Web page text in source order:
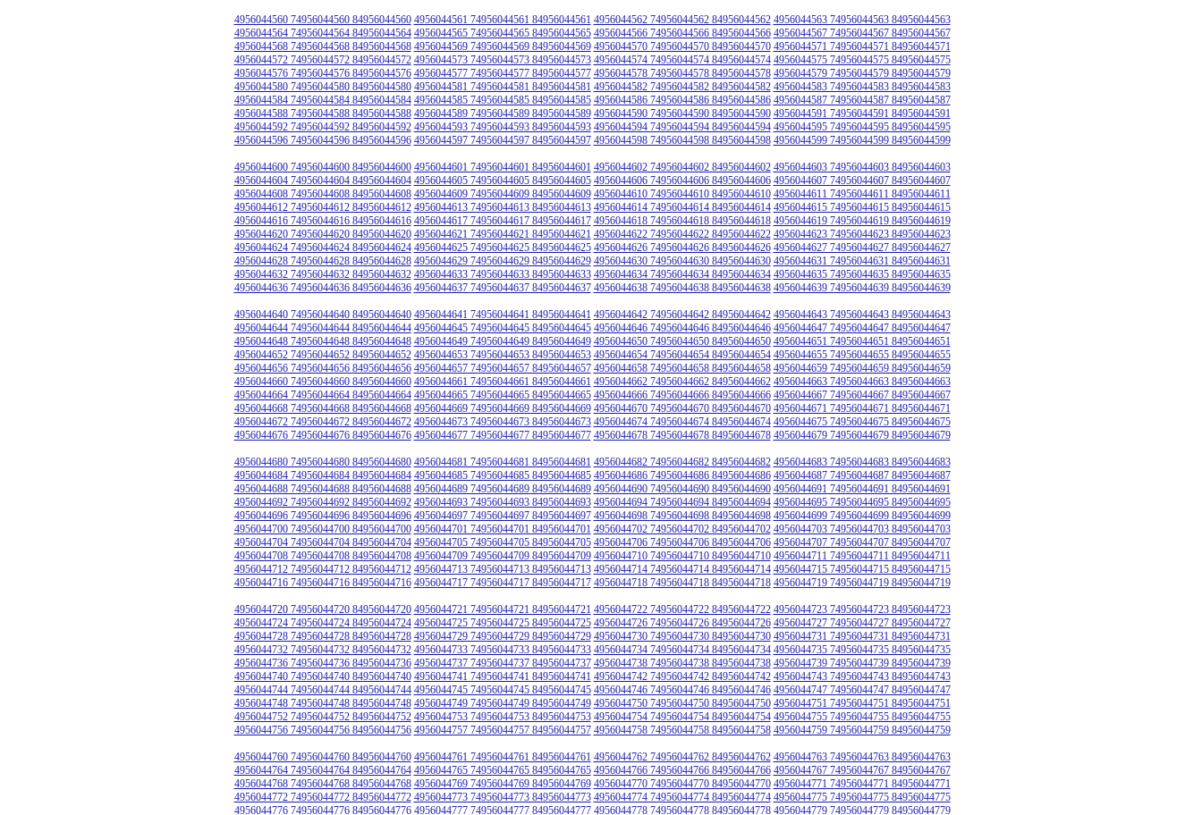
4956044560 74956044560 84956044560 4956044561 74956044561 84956044561 4956044562 74956044562 84956044562 4956044563 74956044563 84956044563
4956044564 74956044564 84956044564 4956044565 74956044565 84956044565 4956044566 74956044566 84956044566 4956044567 74956044567 84956044567
4956044568 74956044568 84956044568 4956044569 74956044569 84956044569 4956044570 74956044570 84956044570 4956044571 74956044571 84956044571
4956044572 74956044572 84956044572 4956044573 74956044573 84956044573 4956044574 74956044574 84956044574 4956044575 74956044575 84956044575
4956044576 74956044576 84956044576 4956044577 74956044577 84956044577 4956044578 74956044578 84956044578 4956044579 74956044579 84956044579
4956044580 74956044580 84956044580 4956044581 74956044581 84956044581 4956044582 74956044582 84956044582 4956044583 74956044583 84956044583
4956044584 74956044584 84956044584 4956044585 74956044585 84956044585 4956044586 74956044586 84956044586 4956044587 74956044587 84956044587
4956044588 74956044588 84956044588 4956044589 74956044589 84956044589 4956044590 74956044590 84956044590 4956044591 74956044591 84956044591
4956044592 74956044592 84956044592 4956044593 74956044593 84956044593 4956044594 74956044594 84956044594 4956044595 74956044595 84956044595
4956044596 74956044596 84956044596 4956044597 74956044597 84956044597 4956044598 74956044598 84956044598 4956044599 74956044599 84956044599
4956044600 74956044600 84956044600 4956044601 74956044601 84956044601 4956044602 74956044602 84956044602 4956044603 74956044603 84956044603
4956044604 74956044604 84956044604 4956044605 74956044605 84956044605 4956044606 74956044606 84956044606 4956044607 74956044607 84956044607
4956044608 74956044608 84956044608 4956044609 74956044609 84956044609 4956044610 74956044610 84956044610 4956044611 74956044611 84956044611
4956044612 74956044612 84956044612 4956044613 74956044613 84956044613 4956044614 74956044614 84956044614 4956044615 74956044615 84956044615
4956044616 74956044616 84956044616 4956044617 74956044617 84956044617 4956044618 74956044618 84956044618 4956044619 74956044619 84956044619
4956044620 74956044620 84956044620 4956044621 74956044621 84956044621 4956044622 74956044622 84956044622 4956044623 74956044623 84956044623
4956044624 74956044624 84956044624 4956044625 74956044625 84956044625 4956044626 74956044626 84956044626 4956044627 74956044627 84956044627
4956044628 74956044628 84956044628 4956044629 74956044629 84956044629 4956044630 74956044630 84956044630 4956044631 74956044631 84956044631
4956044632 74956044632 84956044632 4956044633 74956044633 84956044633 4956044634 74956044634 84956044634 4956044635 74956044635 84956044635
4956044636 74956044636 84956044636 4956044637 74956044637 84956044637 4956044638 74956044638 84956044638 4956044639 74956044639 84956044639
4956044640 74956044640 84956044640 4956044641 74956044641 84956044641 4956044642 74956044642 84956044642 4956044643 74956044643 84956044643
4956044644 74956044644 84956044644 4956044645 74956044645 84956044645 4956044646 74956044646 84956044646 4956044647 74956044647 84956044647
4956044648 74956044648 84956044648 4956044649 74956044649 84956044649 4956044650 74956044650 84956044650 4956044651 74956044651 84956044651
4956044652 74956044652 84956044652 4956044653 74956044653 84956044653 4956044654 74956044654 84956044654 4956044655 74956044655 84956044655
4956044656 74956044656 84956044656 4956044657 74956044657 84956044657 4956044658 74956044658 84956044658 4956044659 74956044659 84956044659
4956044660 74956044660 84956044660 4956044661 74956044661 84956044661 4956044662 74956044662 84956044662 4956044663 74956044663 84956044663
4956044664 74956044664 84956044664 4956044665 74956044665 84956044665 4956044666 74956044666 84956044666 4956044667 74956044667 84956044667
4956044668 74956044668 84956044668 4956044669 74956044669 84956044669 4956044670 74956044670 84956044670 4956044671 74956044671 84956044671
4956044672 74956044672 84956044672 4956044673 74956044673 84956044673 4956044674 74956044674 84956044674 4956044675 74956044675 84956044675
4956044676 74956044676 84956044676 4956044677 74956044677 84956044677 4956044678 74956044678 84956044678 4956044679 74956044679 84956044679
4956044680 74956044680 84956044680 4956044681 74956044681 84956044681 4956044682 74956044682 84956044682 4956044683 74956044683 84956044683
4956044684 74956044684 84956044684 4956044685 74956044685 84956044685 4956044686 74956044686 84956044686 4956044687 74956044687 84956044687
4956044688 74956044688 84956044688 4956044689 74956044689 84956044689 4956044690 74956044690 84956044690 4956044691 74956044691 84956044691
4956044692 74956044692 84956044692 4956044693 74956044693 84956044693 4956044694 74956044694 84956044694 4956044695 74956044695 84956044695
4956044696 74956044696 84956044696 4956044697 74956044697 84956044697 4956044698 74956044698 84956044698 4956044699 74956044699 84956044699
4956044700 74956044700 84956044700 4956044701 74956044701 84956044701 4956044702 74956044702 84956044702 4956044703 74956044703 84956044703
4956044704 74956044704 84956044704 4956044705 74956044705 84956044705 4956044706 74956044706 84956044706 4956044707 74956044707 84956044707
4956044708 74956044708 84956044708 4956044709 74956044709 84956044709 4956044710 74956044710 84956044710 4956044711 74956044711 84956044711
4956044712 74956044712 84956044712 4956044713 74956044713 84956044713 4956044714 74956044714 84956044714 4956044715 74956044715 84956044715
4956044716 74956044716 84956044716 4956044717 74956044717 84956044717 4956044718 74956044718 84956044718 4956044719 74956044719 84956044719
4956044720 74956044720 84956044720 4956044721 74956044721 84956044721 4956044722 74956044722 84956044722 4956044723 74956044723 84956044723
4956044724 74956044724 84956044724 4956044725 74956044725 84956044725 4956044726 74956044726 84956044726 4956044727 74956044727 84956044727
4956044728 74956044728 84956044728 4956044729 74956044729 84956044729 4956044730 74956044730 84956044730 4956044731 74956044731 84956044731
4956044732 74956044732 84956044732 4956044733 74956044733 84956044733 4956044734 74956044734 84956044734 4956044735 74956044735 84956044735
4956044736 74956044736 84956044736 4956044737 74956044737 84956044737 4956044738 74956044738 84956044738 4956044739 74956044739 84956044739
4956044740 74956044740 84956044740 4956044741 74956044741 84956044741 4956044742 74956044742 84956044742 4956044743 74956044743 84956044743
4956044744 74956044744 84956044744 4956044745 74956044745 84956044745 4956044746 74956044746 84956044746 4956044747 74956044747 84956044747
4956044748 74956044748 84956044748 4956044749 74956044749 84956044749 4956044750 74956044750 84956044750 4956044751 74956044751 84956044751
4956044752 74956044752 84956044752 4956044753 74956044753 84956044753 4956044754 74956044754 84956044754 4956044755 74956044755 84956044755
4956044756 74956044756 84956044756 4956044757 74956044757 84956044757 4956044758 74956044758 84956044758 4956044759 74956044759 84956044759
4956044760 74956044760 84956044760 4956044761 74956044761 84956044761 4956044762 74956044762 84956044762 4956044763 74956044763 84956044763
4956044764 74956044764 84956044764 4956044765 74956044765 84956044765 4956044766 74956044766 84956044766 4956044767 74956044767 84956044767
4956044768 74956044768 84956044768 4956044769 74956044769 84956044769 4956044770 74956044770 84956044770 4956044771 74956044771 84956044771
4956044772 74956044772 84956044772 4956044773 74956044773 84956044773 4956044774 74956044774 84956044774 4956044775 74956044775 84956044775
4956044776 74956044776 84956044776 4956044777 74956044777 84956044777 4956044778 74956044778 84956044778 4956044779 74956044779 84956044779